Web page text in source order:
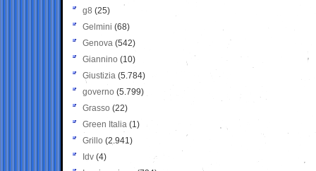
g8 (25)
Gelmini (68)
Genova (542)
Giannino (10)
Giustizia (5.784)
governo (5.799)
Grasso (22)
Green Italia (1)
Grillo (2.941)
Idv (4)